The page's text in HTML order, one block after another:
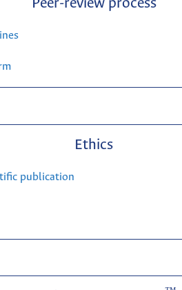
Peer-review process
Ethics
publication